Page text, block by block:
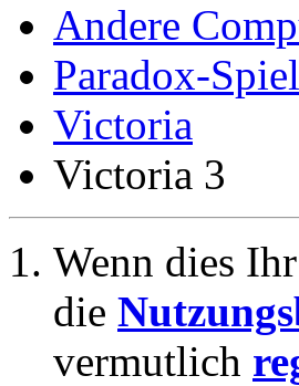
Andere
Paradox-
Victoria
Victoria 3
Wenn dies
die
vermutlich